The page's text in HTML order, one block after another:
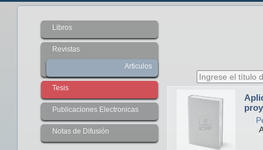
Libros
Revistas
Articulos
Tesis
Publicaciones Electronicas
Notas de Difusión